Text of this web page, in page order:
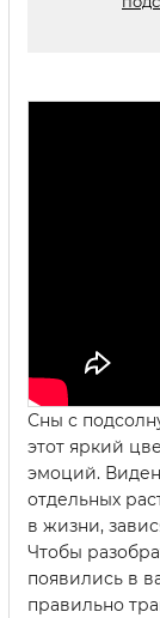
Сны с
этот яркий
эмоций.
отдельных
в жизни,
Чтобы
появились в
правильно